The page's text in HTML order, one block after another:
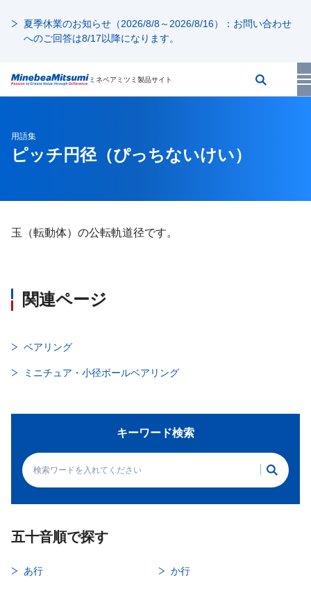
夏季休業のお知らせ（2026/8/8～2026/8/16）：お問い合わせ
へのご回答は8/17以降になります。
ミネベアミツミ製品サイト
用語集
ピッチ円径（ぴっちないけい）
玉（転動体）の公転軌道径です。
関連ページ
ベアリング
ミニチュア・小径ボールベアリング
キーワード検索
五十音順で探す
あ行 か行